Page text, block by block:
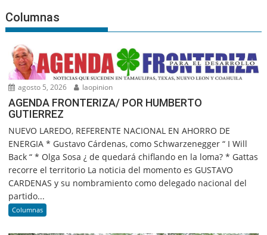
Columnas
agosto 5, 2026 laopinion
AGENDA FRONTERIZA/ POR HUMBERTO
GUTIERREZ
NUEVO LAREDO, REFERENTE NACIONAL EN AHORRO DE
ENERGIA * Gustavo Cárdenas, como Schwarzenegger “ I Will
Back “ * Olga Sosa ¿ de quedará chiflando en la loma? * Gattas
recorre el territorio La noticia del momento es GUSTAVO
CARDENAS y su nombramiento como delegado nacional del
partido...
Columnas